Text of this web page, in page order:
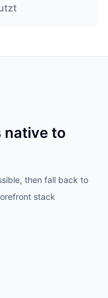
native to
then fall back to
stack